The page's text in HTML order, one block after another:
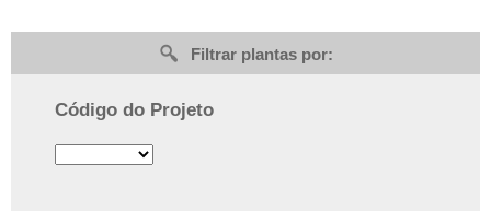
Filtrar plantas por:
Código do Projeto